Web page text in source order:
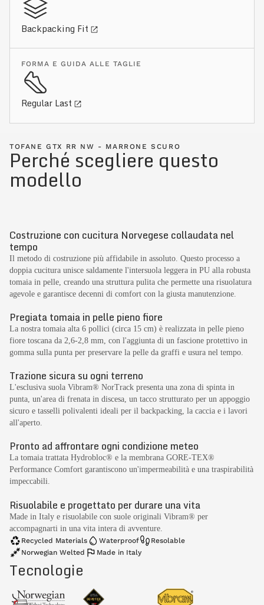
Backpacking Fit
FORMA E GUIDA ALLE TAGLIE
Regular Last
TOFANE GTX RR NW - MARRONE SCURO
Perché scegliere questo
modello
Costruzione con cucitura Norvegese collaudata nel
tempo
Il metodo di costruzione più affidabile in assoluto. Questo processo a
doppia cucitura unisce saldamente l'intersuola leggera in PU alla robusta
tomaia in pelle, creando una struttura pulita che permette una risuolatura
agevole e garantisce decenni di comfort con la giusta manutenzione.
Pregiata tomaia in pelle pieno fiore
La nostra tomaia alta 6 pollici (circa 15 cm) è realizzata in pelle pieno
fiore toscana da 2,6-2,8 mm, con l'aggiunta di un fascione protettivo in
gomma sulla punta per preservare la pelle da graffi e usura nel tempo.
Trazione sicura su ogni terreno
L'esclusiva suola Vibram® NorTrack presenta una zona di spinta in
punta, un'area di frenata in discesa, un tacco strutturato per un appoggio
sicuro e tasselli polivalenti ideali per il backpacking, la caccia e i lavori
all'aperto.
Pronto ad affrontare ogni condizione meteo
La tomaia trattata Hydrobloc® e la membrana GORE-TEX®
Performance Comfort garantiscono un'impermeabilità e una traspirabilità
impeccabili.
Risuolabile e progettato per durare una vita
Made in Italy e risuolabile con suole originali Vibram® per
accompagnarti in una vita intera di avventure.
Recycled Materials Waterproof
Resolable
Norwegian Welted
Made in Italy
Tecnologie